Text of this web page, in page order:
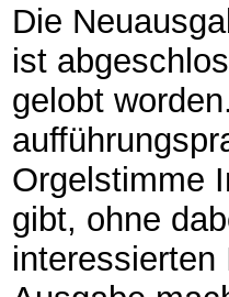
Die
ist
gelobt
Orgelstimme
gibt, ohne